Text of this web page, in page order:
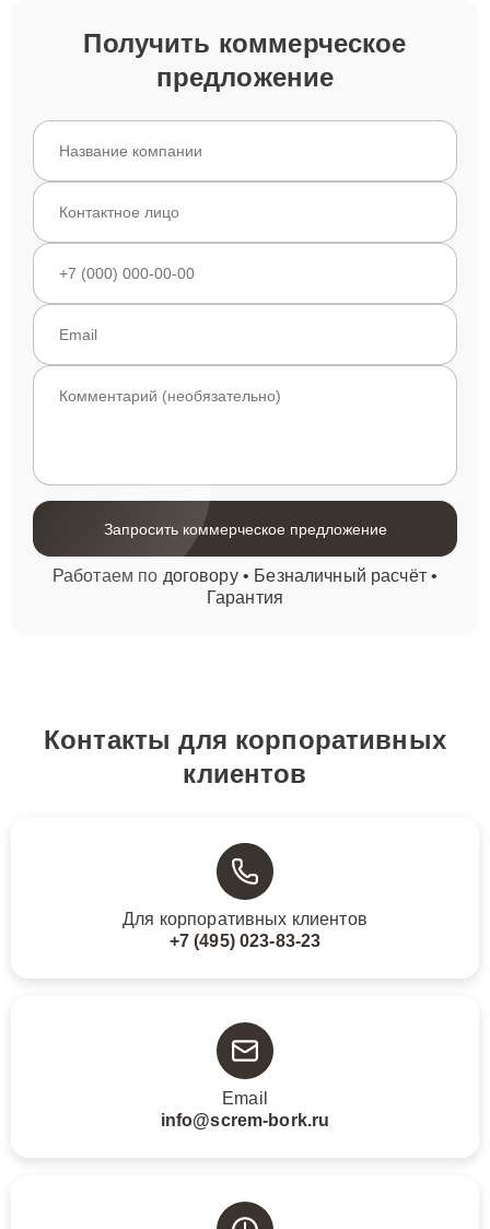
Получить коммерческое
предложение
Запросить коммерческое предложение
Работаем по договору • Безналичный расчёт •
Гарантия
Контакты для корпоративных
клиентов
Для корпоративных клиентов
+7 (495) 023-83-23
Email
info@screm-bork.ru